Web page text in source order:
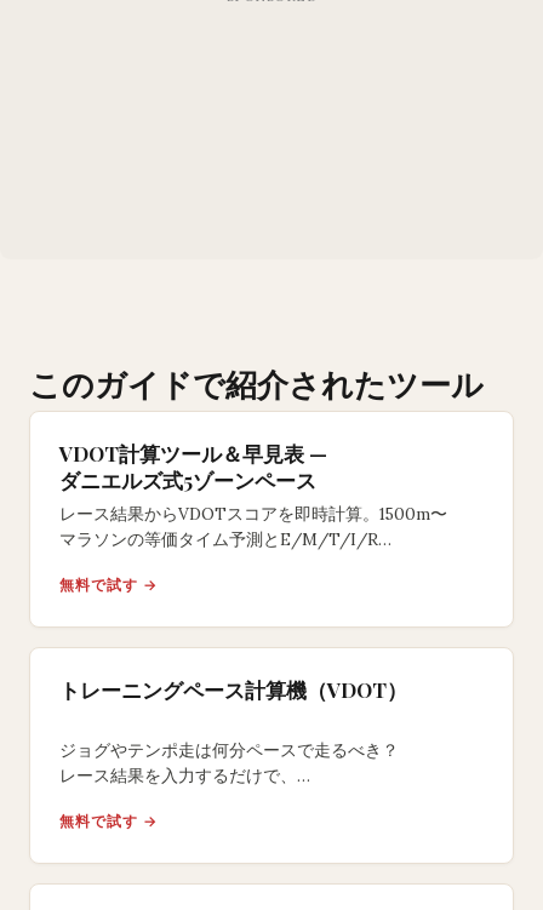
このガイドで紹介されたツール
VDOT計算ツール＆早見表 —
ダニエルズ式5ゾーンペース
レース結果からVDOTスコアを即時計算。1500m〜
マラソンの等価タイム予測とE/M/T/I/R
無料で試す →
トレーニングペース計算機（VDOT）
ジョグやテンポ走は何分ペースで走るべき？
レース結果を入力するだけで、
インターバル等の最適トレーニングペースを算出。
無料で試す →